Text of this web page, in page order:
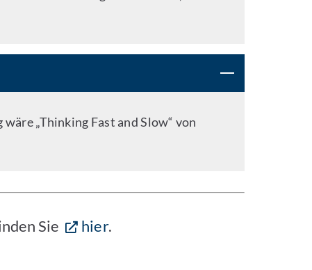
„Thinking Fast and Slow“ von
Sie hier.